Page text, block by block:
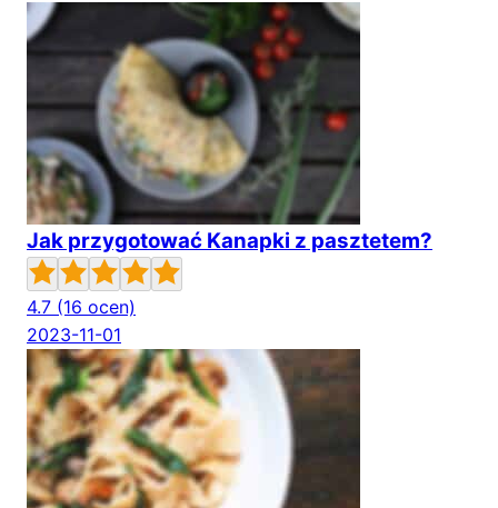
Jak przygotować Kanapki z pasztetem?
4.7 (16 ocen)
2023-11-01